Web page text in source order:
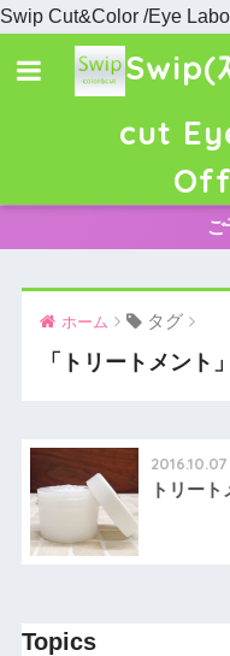
Swip Cut&Color /Eye
Swip(
cut
ご
ホーム タグ
「トリートメント
トリー
Topics